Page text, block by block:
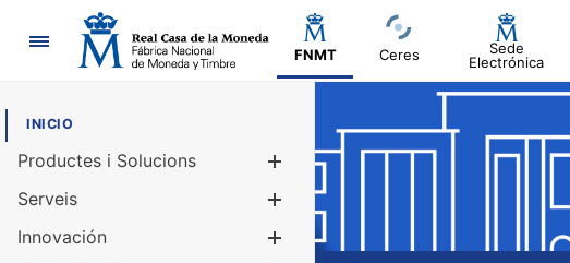
Navegació
FNMT Ceres
Sede
Electrónica
INICIO
Productes i Solucions
Mostra/Amaga
Serveis
Innovación